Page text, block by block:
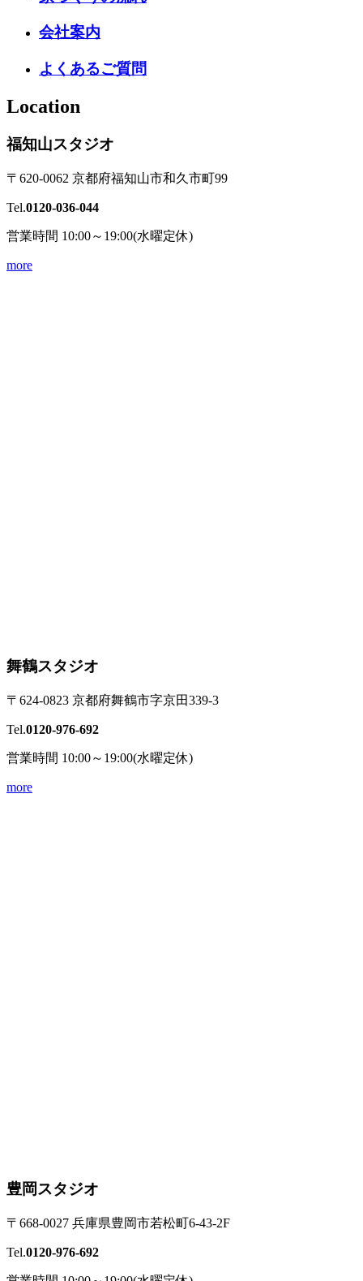
会社案内
よくあるご質問
Location
福知山スタジオ
〒620-0062 京都府福知山市和久市町99
Tel.0120-036-044
営業時間 10:00～19:00(水曜定休)
more
舞鶴スタジオ
〒624-0823 京都府舞鶴市字京田339-3
Tel.0120-976-692
営業時間 10:00～19:00(水曜定休)
more
豊岡スタジオ
〒668-0027 兵庫県豊岡市若松町6-43-2F
Tel.0120-976-692